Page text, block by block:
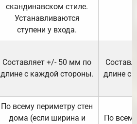
скандинавском стиле.
Устанавливаются
ступени у входа.
Составляет +/- 50 мм по
длине с каждой стороны.
длине с
По всему периметру стен
дома (если ширина и
По